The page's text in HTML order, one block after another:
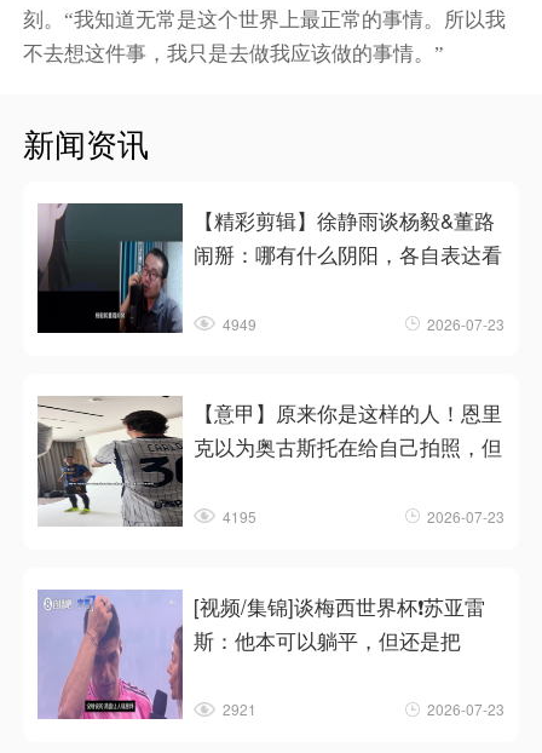
刻。“我知道无常是这个世界上最正常的事情。所以我
不去想这件事，我只是去做我应该做的事情。”
新闻资讯
【精彩剪辑】徐静雨谈杨毅&董路
闹掰：哪有什么阴阳，各自表达看
4949 2026-07-23
【意甲】原来你是这样的人！恩里
克以为奥古斯托在给自己拍照，但
4195 2026-07-23
[视频/集锦]谈梅西世界杯❗苏亚雷
斯：他本可以躺平，但还是把
2921 2026-07-23